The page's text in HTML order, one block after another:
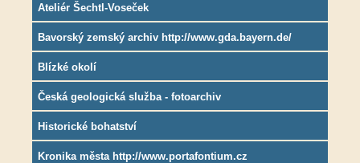
Ateliér Šechtl-Voseček
Bavorský zemský archiv http://www.gda.bayern.de/
Blízké okolí
Česká geologická služba - fotoarchiv
Historické bohatství
Kronika města http://www.portafontium.cz